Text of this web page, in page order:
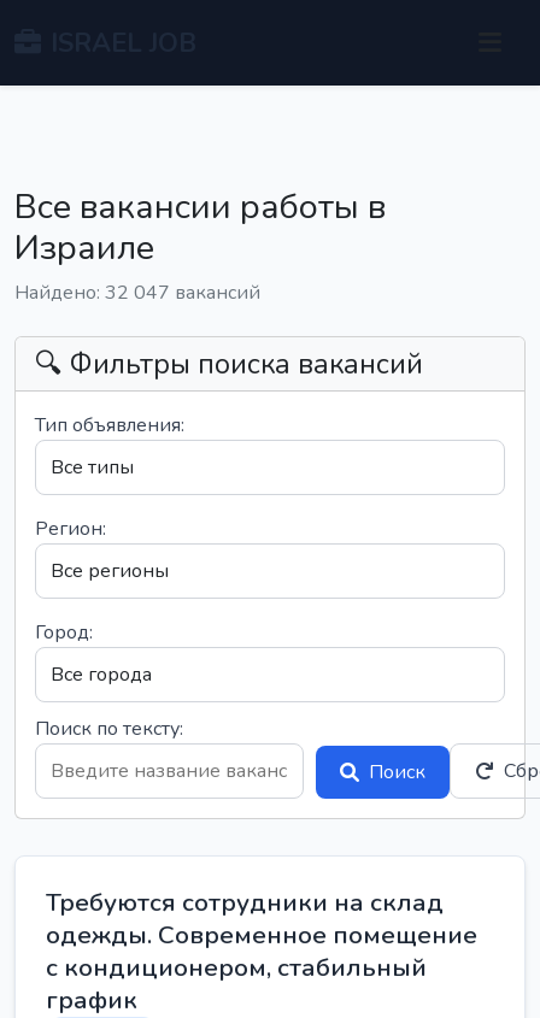
Все вакансии работы в
Израиле
Найдено: 32 047 вакансий
🔍 Фильтры поиска вакансий
Тип объявления:
Регион:
Город:
Поиск по тексту:
Поиск
Требуются сотрудники на склад
одежды. Современное помещение
с кондиционером, стабильный
график